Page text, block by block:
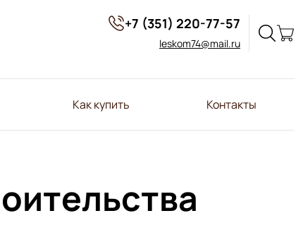
+7 (351) 220-77-57
leskom74@mail.ru
Как купить Контакты